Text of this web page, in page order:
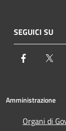
SEGUICI SU
Facebook
Amministrazione
Organi di